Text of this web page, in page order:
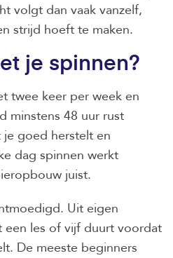
volgt dan vaak vanzelf,
strijd hoeft te maken.
je spinnen?
twee keer per week en
minstens 48 uur rust
je goed herstelt en
dag spinnen werkt
juist.
Uit eigen
een les of vijf duurt voordat
De meeste beginners